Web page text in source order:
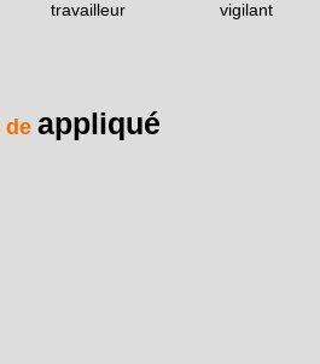
travailleur vigilant
de appliqué